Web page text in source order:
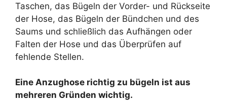
Taschen, das Bügeln der Vorder- und Rückseite
der Hose, das Bügeln der Bündchen und des
Saums und schließlich das Aufhängen oder
Falten der Hose und das Überprüfen auf
fehlende Stellen.
Eine Anzughose richtig zu bügeln ist aus
mehreren Gründen wichtig.